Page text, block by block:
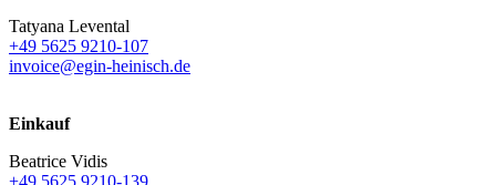
Tatyana Levental
+49 5625 9210-107
invoice@egin-heinisch.de
Einkauf
Beatrice Vidis